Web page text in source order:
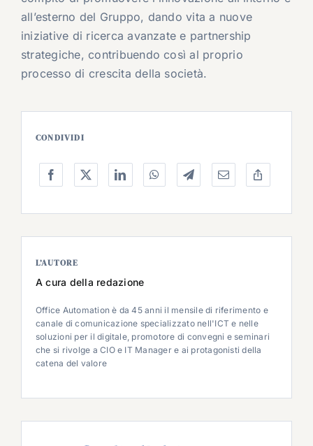
all’esterno del Gruppo, dando vita a nuove
iniziative di ricerca avanzate e partnership
strategiche, contribuendo così al proprio
processo di crescita della società.
CONDIVIDI
L’AUTORE
A cura della redazione
Office Automation è da 45 anni il mensile di riferimento e
canale di comunicazione specializzato nell'ICT e nelle
soluzioni per il digitale, promotore di convegni e seminari
che si rivolge a CIO e IT Manager e ai protagonisti della
catena del valore